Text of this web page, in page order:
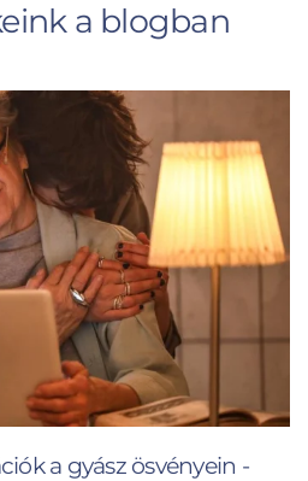
a blogban
a gyász ösvényein -